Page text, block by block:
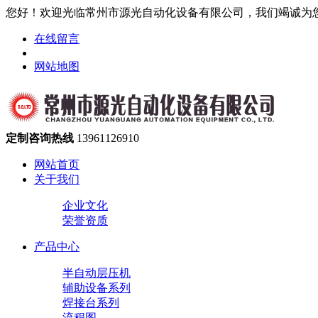
您好！欢迎光临常州市源光自动化设备有限公司，我们竭诚为
在线留言
网站地图
定制咨询热线 13961126910
网站首页
关于我们
企业文化
荣誉资质
产品中心
半自动层压机
辅助设备系列
焊接台系列